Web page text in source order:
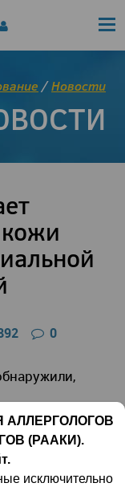
/Новости
0
. Он
(РААКИ).
исключительно